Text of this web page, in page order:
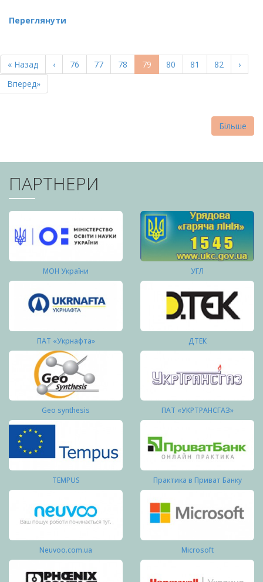
Переглянути
НА
СТОРІНКИ
Перша
сторінка
« Назад
Попередня
сторінка
‹ Page
76 Page
77 Page
78
Поточна
сторінка
79 Page
80 Page
81 Page
82
›
Остання
сторінка
Вперед»
Більше
ПАРТНЕРИ
МОН України УГЛ
ПАТ «Укрнафта» ДТЕК
Geo synthesis ПАТ «УКРТРАНСГАЗ»
TEMPUS Практика в Приват Банку
Neuvoo.com.ua Microsoft